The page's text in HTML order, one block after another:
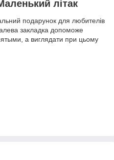
літак
подарунок для любителів
закладка допоможе
а виглядати при цьому